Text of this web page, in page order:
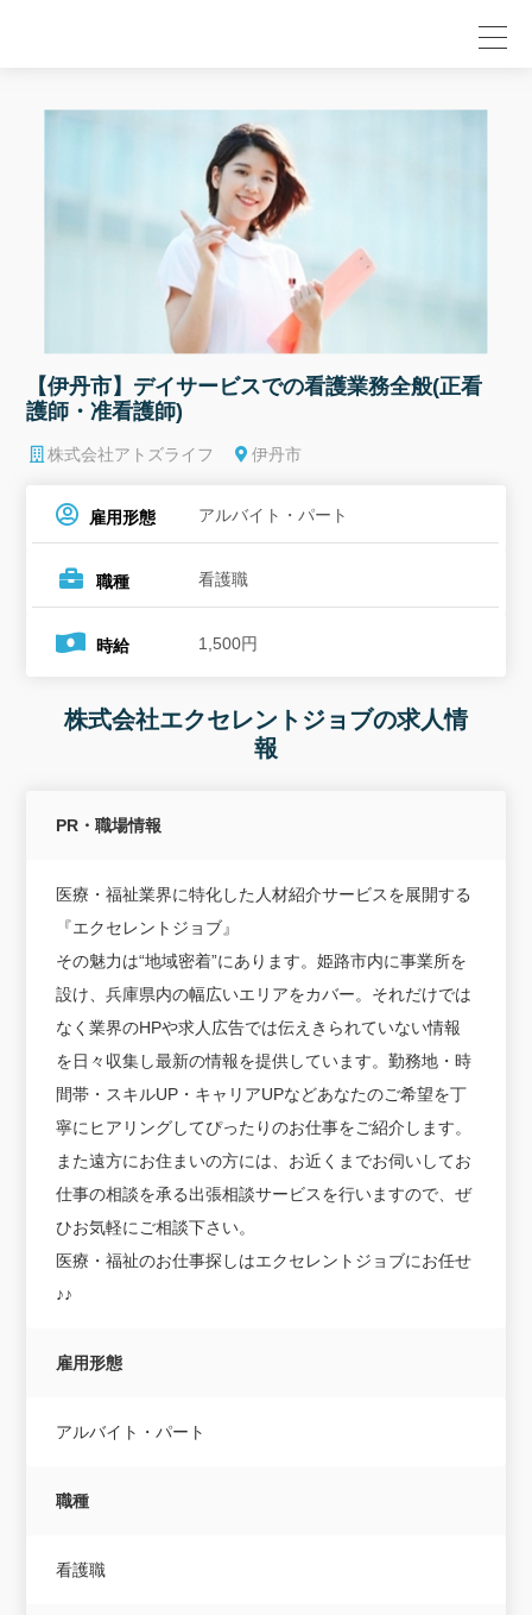
【伊丹市】デイサービスでの看護業務全般(正看
護師・准看護師)
株式会社アトズライフ 伊丹市
雇用形態 アルバイト・パート
職種 看護職
時給 1,500円
株式会社エクセレントジョブの求人情
報
PR・職場情報
医療・福祉業界に特化した人材紹介サービスを展開する
『エクセレントジョブ』
その魅力は“地域密着”にあります。姫路市内に事業所を
設け、兵庫県内の幅広いエリアをカバー。それだけでは
なく業界のHPや求人広告では伝えきられていない情報
を日々収集し最新の情報を提供しています。勤務地・時
間帯・スキルUP・キャリアUPなどあなたのご希望を丁
寧にヒアリングしてぴったりのお仕事をご紹介します。
また遠方にお住まいの方には、お近くまでお伺いしてお
仕事の相談を承る出張相談サービスを行いますので、ぜ
ひお気軽にご相談下さい。
医療・福祉のお仕事探しはエクセレントジョブにお任せ
♪♪
雇用形態
アルバイト・パート
職種
看護職